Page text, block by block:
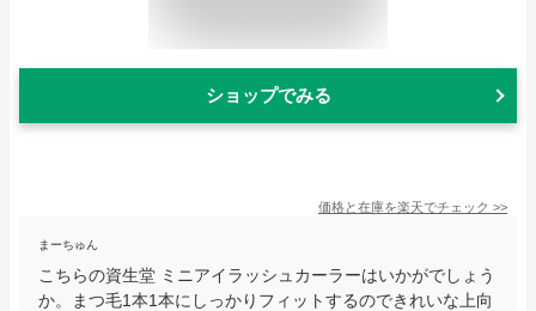
ショップでみる
価格と在庫を楽天でチェック >>
まーちゅん
こちらの資生堂 ミニアイラッシュカーラーはいかがでしょう
か。まつ毛1本1本にしっかりフィットするのできれいな上向